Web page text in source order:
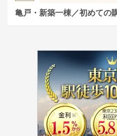
亀戸・新築一棟／初めての